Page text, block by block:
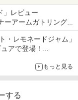
験とコラボの楽しさを
」レビュー
ーアームガトリングの
ット化！
・レモネードジャム」
アで登場！
もっと見る
する